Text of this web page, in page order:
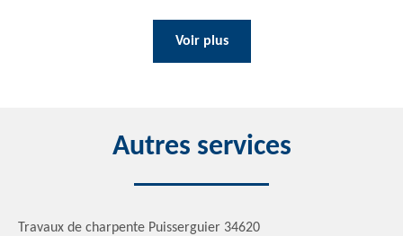
Voir plus
Autres services
Travaux de charpente Puisserguier 34620